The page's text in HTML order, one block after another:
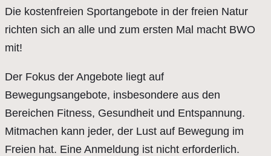
Die kostenfreien Sportangebote in der freien Natur
richten sich an alle und zum ersten Mal macht BWO
mit!
Der Fokus der Angebote liegt auf
Bewegungsangebote, insbesondere aus den
Bereichen Fitness, Gesundheit und Entspannung.
Mitmachen kann jeder, der Lust auf Bewegung im
Freien hat. Eine Anmeldung ist nicht erforderlich.